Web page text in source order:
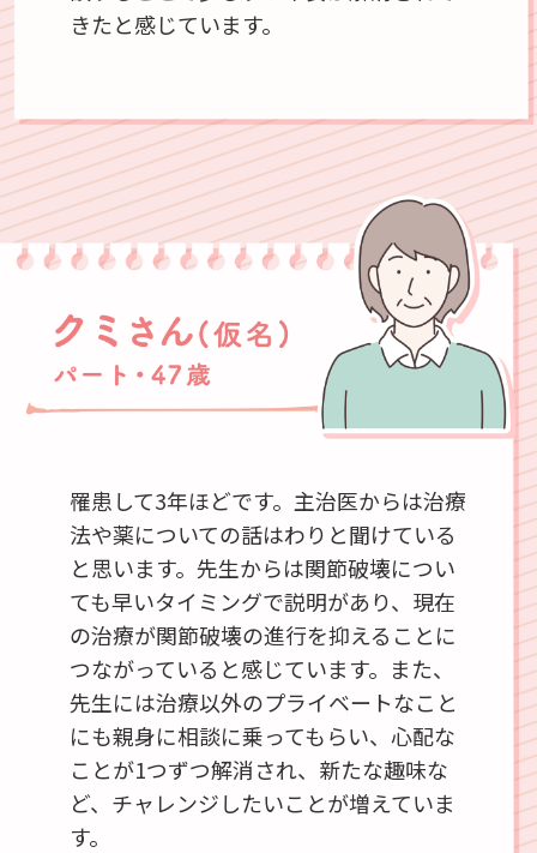
きたと感じています。
罹患して3年ほどです。主治医からは治療
法や薬についての話はわりと聞けている
と思います。先生からは関節破壊につい
ても早いタイミングで説明があり、現在
の治療が関節破壊の進行を抑えることに
つながっていると感じています。また、
先生には治療以外のプライベートなこと
にも親身に相談に乗ってもらい、心配な
ことが1つずつ解消され、新たな趣味な
ど、チャレンジしたいことが増えていま
す。